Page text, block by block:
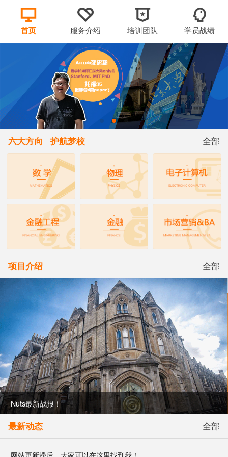
首页 服务介绍 培训团队 学员战绩
六大方向 护航梦校 全部
项目介绍 全部
Nuts最新战报！
最新动态 全部